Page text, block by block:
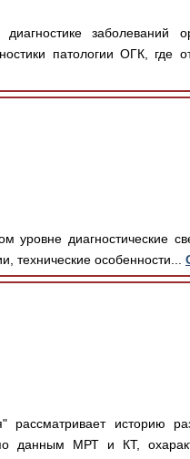
заболеваний
патологии ОГК, где
уровне диагностические
технические особенности...
историю
данным МРТ и КТ,